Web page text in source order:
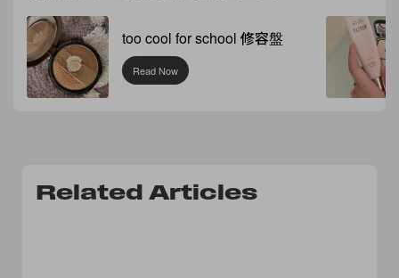
too cool for school 修容盤
Read Now
Related Articles